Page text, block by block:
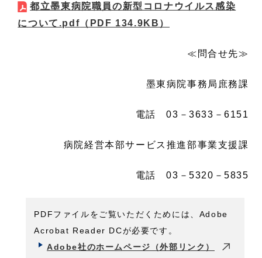
都立墨東病院職員の新型コロナウイルス感染
について.pdf （PDF 134.9KB）
≪問合せ先≫
墨東病院事務局庶務課
電話 03－3633－6151
病院経営本部サービス推進部事業支援課
電話 03－5320－5835
PDFファイルをご覧いただくためには、Adobe
Acrobat Reader DCが必要です。
Adobe社のホームページ（外部リンク）